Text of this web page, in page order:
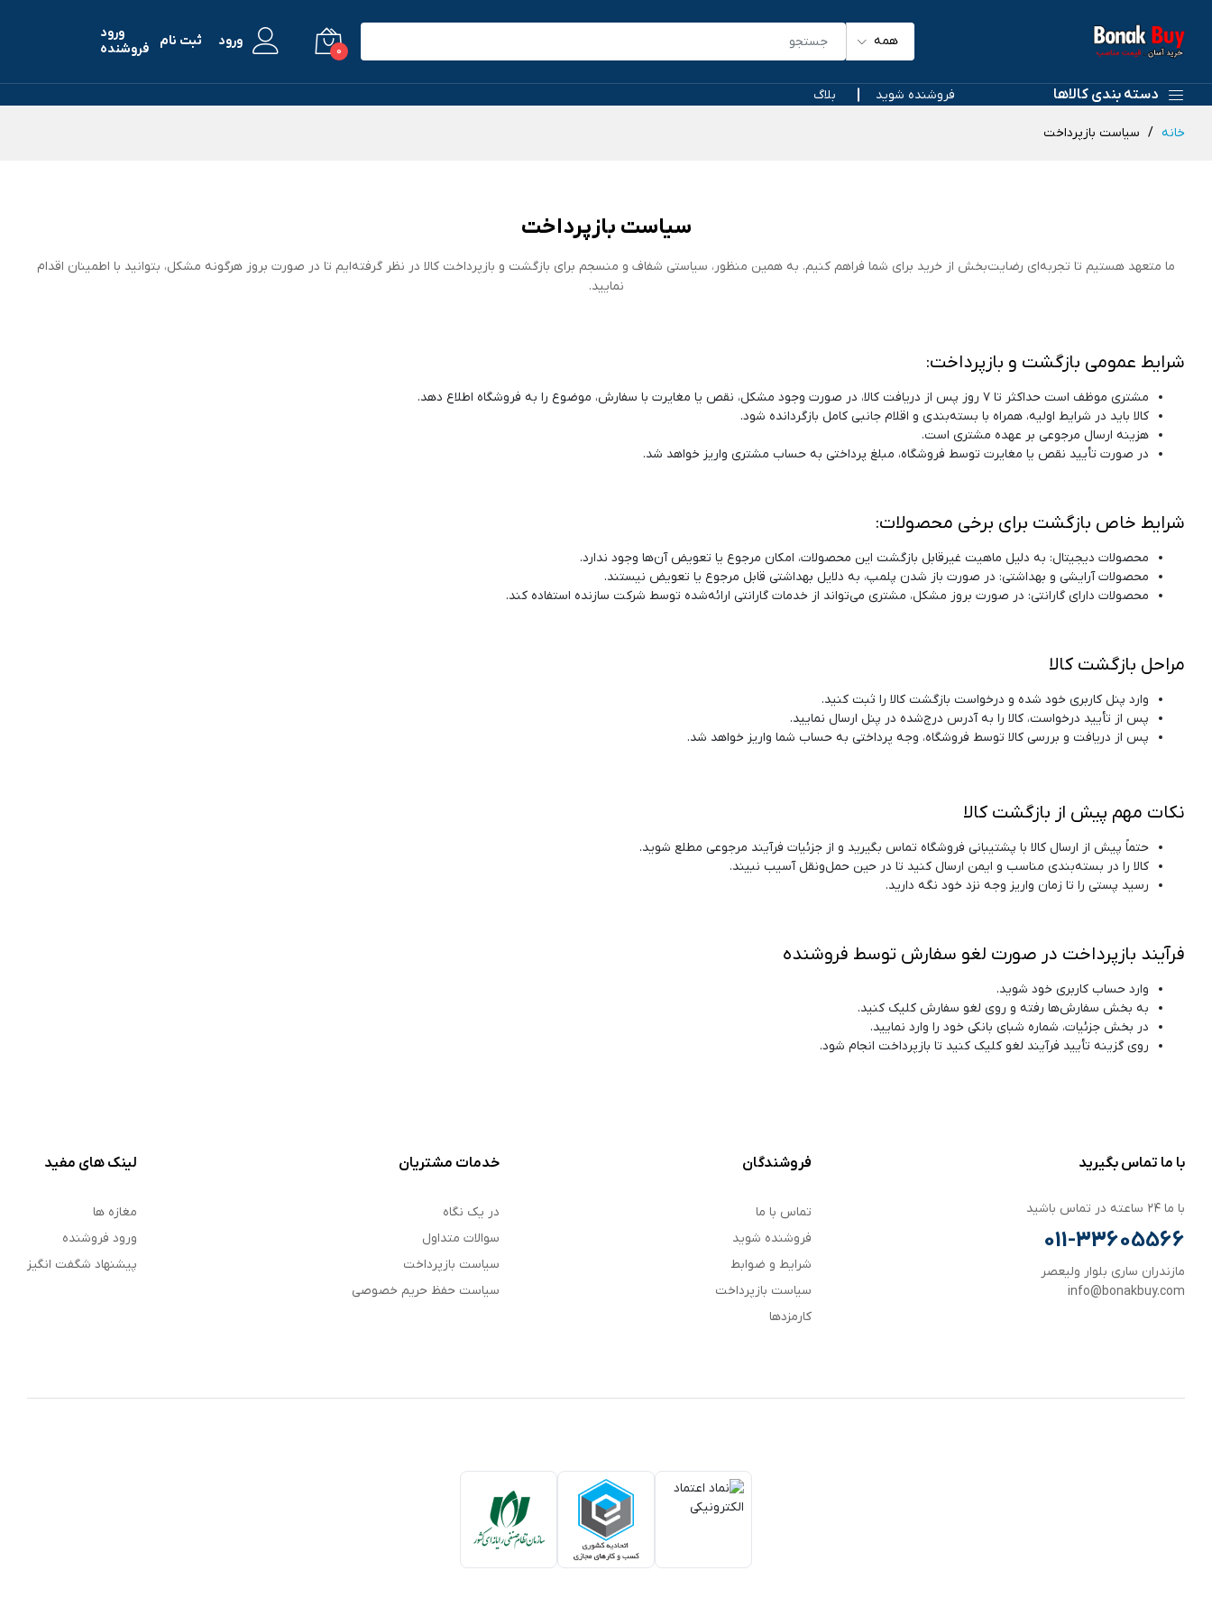
همه
0
ورود ثبت نام
ورود
فروشنده
دسته بندی کالاها فروشنده شوید بلاگ
خانه سیاست بازپرداخت
سیاست بازپرداخت
ما متعهد هستیم تا تجربه‌ای رضایت‌بخش از خرید برای شما فراهم کنیم. به همین منظور، سیاستی شفاف و منسجم برای بازگشت و بازپرداخت کالا در نظر گرفته‌ایم تا در صورت بروز هرگونه مشکل، بتوانید با اطمینان اقدام
نمایید.
شرایط عمومی بازگشت و بازپرداخت:
مشتری موظف است حداکثر تا ۷ روز پس از دریافت کالا، در صورت وجود مشکل، نقص یا مغایرت با سفارش، موضوع را به فروشگاه اطلاع دهد.
کالا باید در شرایط اولیه، همراه با بسته‌بندی و اقلام جانبی کامل بازگردانده شود.
هزینه ارسال مرجوعی بر عهده مشتری است.
در صورت تأیید نقص یا مغایرت توسط فروشگاه، مبلغ پرداختی به حساب مشتری واریز خواهد شد.
شرایط خاص بازگشت برای برخی محصولات:
محصولات دیجیتال: به دلیل ماهیت غیرقابل بازگشت این محصولات، امکان مرجوع یا تعویض آن‌ها وجود ندارد.
محصولات آرایشی و بهداشتی: در صورت باز شدن پلمپ، به دلایل بهداشتی قابل مرجوع یا تعویض نیستند.
محصولات دارای گارانتی: در صورت بروز مشکل، مشتری می‌تواند از خدمات گارانتی ارائه‌شده توسط شرکت سازنده استفاده کند.
مراحل بازگشت کالا
وارد پنل کاربری خود شده و درخواست بازگشت کالا را ثبت کنید.
پس از تأیید درخواست، کالا را به آدرس درج‌شده در پنل ارسال نمایید.
پس از دریافت و بررسی کالا توسط فروشگاه، وجه پرداختی به حساب شما واریز خواهد شد.
نکات مهم پیش از بازگشت کالا
حتماً پیش از ارسال کالا با پشتیبانی فروشگاه تماس بگیرید و از جزئیات فرآیند مرجوعی مطلع شوید.
کالا را در بسته‌بندی مناسب و ایمن ارسال کنید تا در حین حمل‌ونقل آسیب نبیند.
رسید پستی را تا زمان واریز وجه نزد خود نگه دارید.
فرآیند بازپرداخت در صورت لغو سفارش توسط فروشنده
وارد حساب کاربری خود شوید.
به بخش سفارش‌ها رفته و روی لغو سفارش کلیک کنید.
در بخش جزئیات، شماره شبای بانکی خود را وارد نمایید.
روی گزینه تأیید فرآیند لغو کلیک کنید تا بازپرداخت انجام شود.
با ما تماس بگیرید
با ما ۲۴ ساعته در تماس باشید
011-33605566
مازندران ساری بلوار ولیعصر
info@bonakbuy.com
فروشندگان
تماس با ما
فروشنده شوید
شرایط و ضوابط
سیاست بازپرداخت
کارمزدها
خدمات مشتریان
در یک نگاه
سوالات متداول
سیاست بازپرداخت
سیاست حفظ حریم خصوصی
لینک های مفید
مغازه ها
ورود فروشنده
پیشنهاد شگفت انگیز